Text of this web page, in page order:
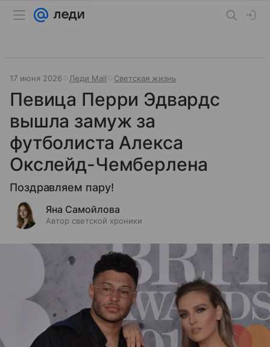
17 июня 2026 Леди Mail Светская жизнь
Певица Перри Эдвардс
вышла замуж за
футболиста Алекса
Окслейд-Чемберлена
Поздравляем пару!
Яна Самойлова
Автор светской хроники